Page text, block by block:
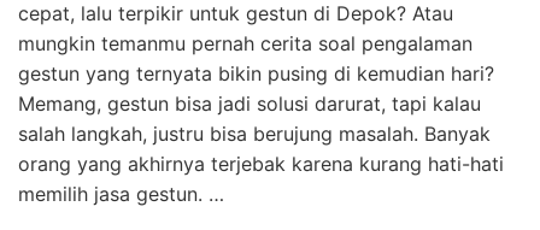
cepat, lalu terpikir untuk gestun di Depok? Atau
mungkin temanmu pernah cerita soal pengalaman
gestun yang ternyata bikin pusing di kemudian hari?
Memang, gestun bisa jadi solusi darurat, tapi kalau
salah langkah, justru bisa berujung masalah. Banyak
orang yang akhirnya terjebak karena kurang hati-hati
memilih jasa gestun. …